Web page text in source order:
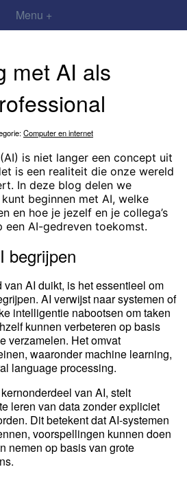
Menu +
met AI als
Computer en internet
is niet langer een concept uit
is een realiteit die onze wereld
In deze blog delen we
beginnen met AI, welke
en hoe je jezelf en je collega’s
een AI-gedreven toekomst.
begrijpen
AI duikt, is het essentieel om
AI verwijst naar systemen of
intelligentie nabootsen om taken
kunnen verbeteren op basis
verzamelen. Het omvat
waaronder machine learning,
language processing.
van AI, stelt
leren van data zonder expliciet
Dit betekent dat AI-systemen
voorspellingen kunnen doen
nemen op basis van grote